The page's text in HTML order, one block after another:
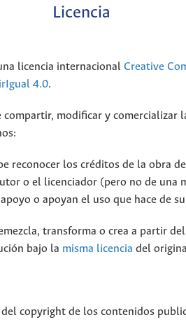
Licencia
licencia internacional Creative
4.0.
compartir, modificar y comercializar
reconocer los créditos de la obra
o el licenciador (pero no de una
o apoyan el uso que hace de
transforma o crea a partir
bajo la misma licencia del
copyright de los contenidos